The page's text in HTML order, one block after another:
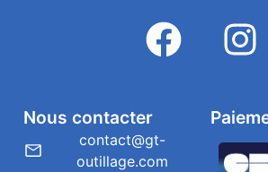
Nous contacter
contact@gt-
outillage.com